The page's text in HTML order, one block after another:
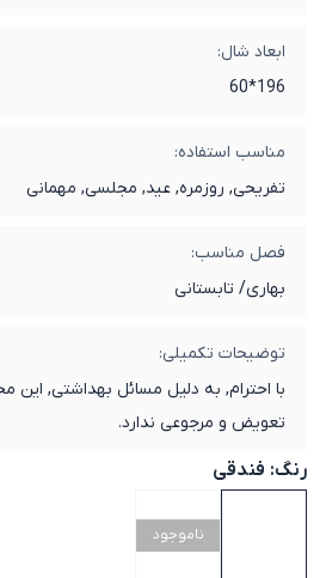
ابعاد شال:
196*60
مناسب استفاده:
تفریحی, روزمره, عید, مجلسی, مهمانی
فصل مناسب:
بهاری/ تابستانی
توضیحات تکمیلی:
با احترام, به دلیل مسائل بهداشتی,
تعویض و مرجوعی ندارد.
رنگ: فندقی
ناموجود